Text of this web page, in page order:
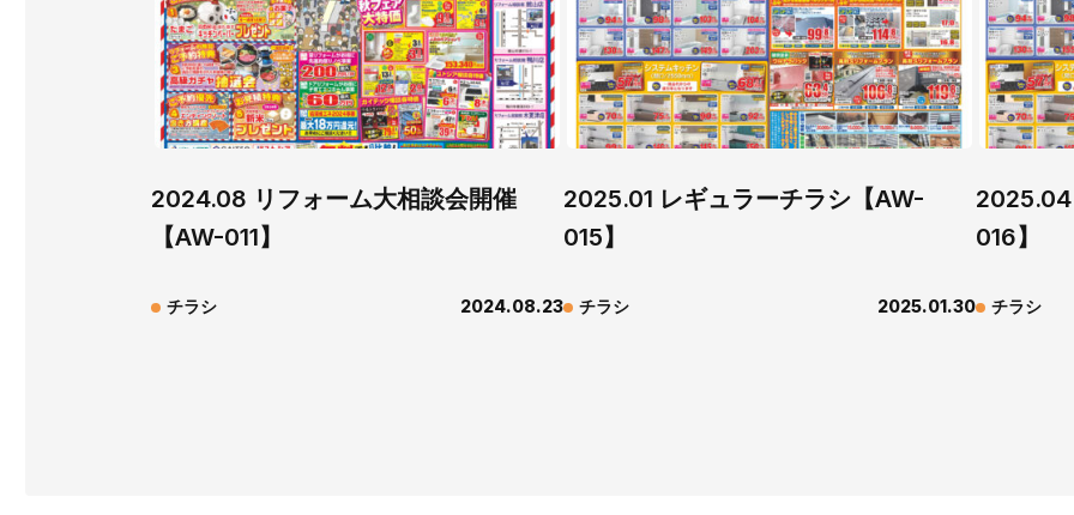
2024.08 リフォーム大相談会開催
【AW-011】
チラシ 2024.08.23
2025.01 レギュラーチラシ【AW-
015】
チラシ 2025.01.30
2025.04
016】
チラシ